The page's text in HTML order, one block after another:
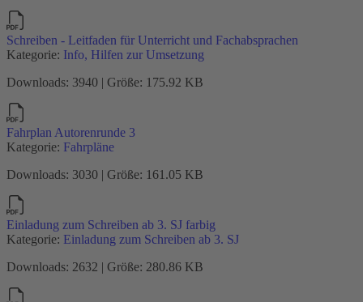
Schreiben - Leitfaden für Unterricht und Fachabsprachen
Kategorie: Info, Hilfen zur Umsetzung
Downloads: 3940 | Größe: 175.92 KB
Fahrplan Autorenrunde 3
Kategorie: Fahrpläne
Downloads: 3030 | Größe: 161.05 KB
Einladung zum Schreiben ab 3. SJ farbig
Kategorie: Einladung zum Schreiben ab 3. SJ
Downloads: 2632 | Größe: 280.86 KB